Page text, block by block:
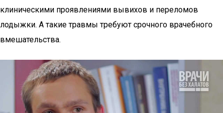
клиническими проявлениями вывихов и переломов
лодыжки. А такие травмы требуют срочного врачебного
вмешательства.